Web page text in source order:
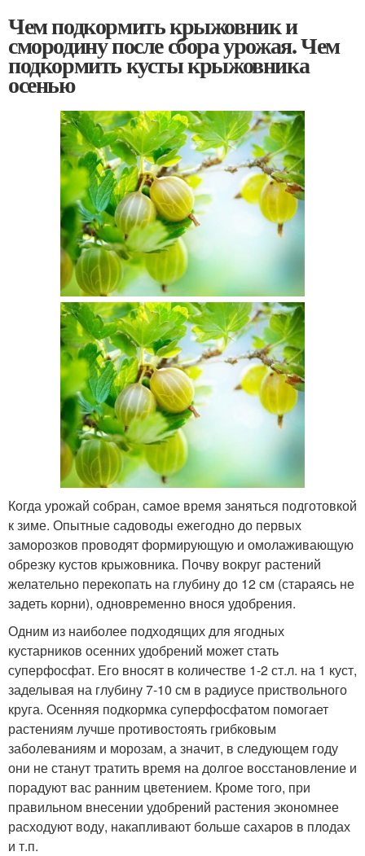
Чем подкормить крыжовник и
смородину после сбора урожая. Чем
подкормить кусты крыжовника
осенью
Когда урожай собран, самое время заняться подготовкой
к зиме. Опытные садоводы ежегодно до первых
заморозков проводят формирующую и омолаживающую
обрезку кустов крыжовника. Почву вокруг растений
желательно перекопать на глубину до 12 см (стараясь не
задеть корни), одновременно внося удобрения.
Одним из наиболее подходящих для ягодных
кустарников осенних удобрений может стать
суперфосфат. Его вносят в количестве 1-2 ст.л. на 1 куст,
заделывая на глубину 7-10 см в радиусе приствольного
круга. Осенняя подкормка суперфосфатом помогает
растениям лучше противостоять грибковым
заболеваниям и морозам, а значит, в следующем году
они не станут тратить время на долгое восстановление и
порадуют вас ранним цветением. Кроме того, при
правильном внесении удобрений растения экономнее
расходуют воду, накапливают больше сахаров в плодах
и т.п.